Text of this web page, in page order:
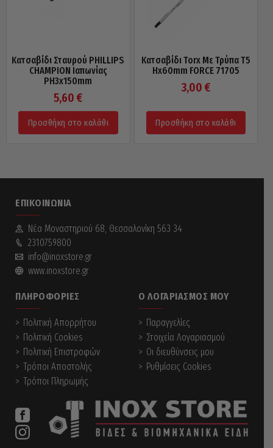
Κατσαβίδι Σταυρού PHILLIPS
CHAMPION Ιαπωνίας
PH3x150mm
5,60€
Προσθήκη στο καλάθι
Κατσαβίδι Torx Με Τρύπα Τ5
Ηx60mm FORCE 71705
3,00 €
Προσθήκη στο καλάθι
ΕΠΙΚΟΙΝΩΝΊΑ
Νέα Mοναστηριού 68, Θεσσαλονίκη 563 34
2310759800
info@inoxstore.gr
www.inoxstore.gr
ΠΛΗΡΟΦΟΡΊΕΣ
Πολιτική Απορρήτου
Πολιτική Cookies
Πολιτική Επιστροφών
Τρόποι Αποστολής
Τρόποι Πληρωμής
Ο ΛΟΓΑΡΙΑΣΜΌΣ ΜΟΥ
Παραγγελίες
Στοιχεία Λογαριασμού
Οι διευθύνσεις μου
Ρυθμίσεις Cookies